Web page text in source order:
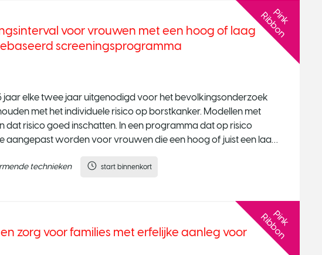
P
i
n
k
R
i
b
b
o
n
voor vrouwen met een hoog of laag
screeningsprogramma
elke twee jaar uitgenodigd voor het bevolkingsonderzoek
met het individuele risico op borstkanker. Modellen met
dat risico goed inschatten. In een programma dat op risico
aangepast worden voor vrouwen die een hoog of juist een laag
technieken start binnenkort
P
i
n
k
R
i
b
b
o
n
zorg voor families met erfelijke aanleg voor